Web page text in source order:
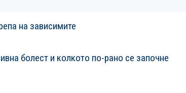
на зависимите
болест и колкото по-рано се започне